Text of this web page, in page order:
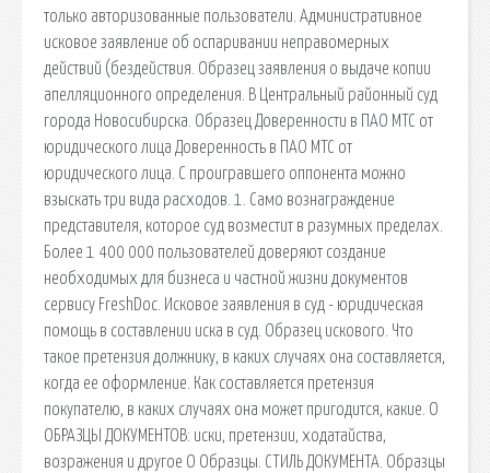
только авторизованные пользователи. Административное
исковое заявление об оспаривании неправомерных
действий (бездействия. Образец заявления о выдаче копии
апелляционного определения. В Центральный районный суд
города Новосибирска. Образец Доверенности в ПАО МТС от
юридического лица Доверенность в ПАО МТС от
юридического лица. С проигравшего оппонента можно
взыскать три вида расходов. 1. Само вознаграждение
представителя, которое суд возместит в разумных пределах.
Более 1 400 000 пользователей доверяют создание
необходимых для бизнеса и частной жизни документов
сервису FreshDoc. Исковое заявления в суд - юридическая
помощь в составлении иска в суд. Образец искового. Что
такое претензия должнику, в каких случаях она составляется,
когда ее оформление. Как составляется претензия
покупателю, в каких случаях она может пригодится, какие. О
ОБРАЗЦЫ ДОКУМЕНТОВ: иски, претензии, ходатайства,
возражения и другое О Образцы. СТИЛЬ ДОКУМЕНТА. Образцы